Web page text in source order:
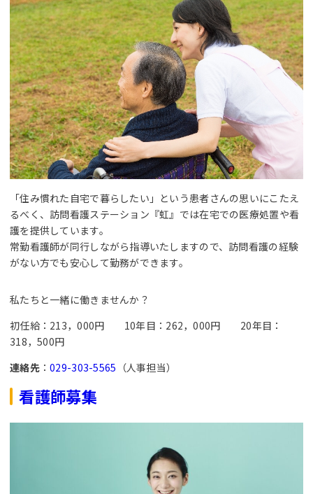
「住み慣れた自宅で暮らしたい」という患者さんの思いにこたえ
るべく、訪問看護ステーション『虹』では在宅での医療処置や看
護を提供しています。
常勤看護師が同行しながら指導いたしますので、訪問看護の経験
がない方でも安心して勤務ができます。
私たちと一緒に働きませんか？
初任給：213，000円 10年目：262，000円 20年目：
318，500円
連絡先：029-303-5565 （人事担当）
看護師募集